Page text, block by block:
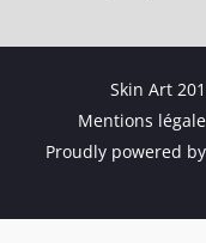
Skin Art
Mentions
Proudly powered